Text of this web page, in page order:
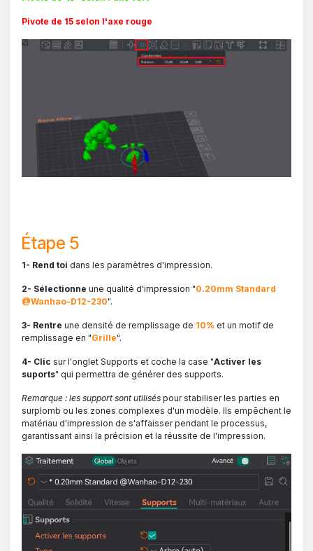
Pivote de 15 selon l'axe rouge
Étape 5
1- Rend toi dans les paramètres d'impression.
2- Sélectionne une qualité d'impression "0.20mm Standard
@Wanhao-D12-230".
3- Rentre une densité de remplissage de 10% et un motif de
remplissage en "Grille".
4- Clic sur l'onglet Supports et coche la case "Activer les
suports" qui permettra de générer des supports.
Remarque : les support sont utilisés pour stabiliser les parties en
surplomb ou les zones complexes d'un modèle. Ils empêchent le
matériau d'impression de s'affaisser pendant le processus,
garantissant ainsi la précision et la réussite de l'impression.